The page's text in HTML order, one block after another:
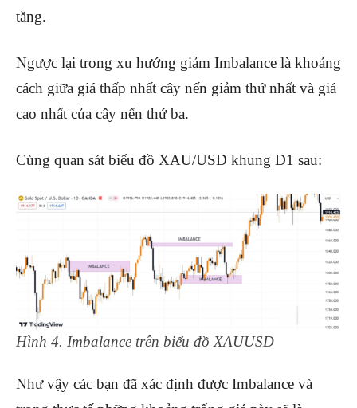
tăng.
Ngược lại trong xu hướng giảm Imbalance là khoảng
cách giữa giá thấp nhất cây nến giảm thứ nhất và giá
cao nhất của cây nến thứ ba.
Cùng quan sát biểu đồ XAU/USD khung D1 sau:
Hình 4. Imbalance trên biểu đồ XAUUSD
Như vậy các bạn đã xác định được Imbalance và